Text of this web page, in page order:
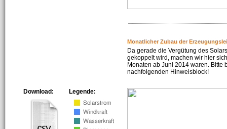
Monatlicher Zubau der
Da gerade die Vergütung des
gekoppelt wird, machen wir hier
Monaten ab Juni 2014 waren. Bitte
nachfolgenden Hinweisblock!
Legende:
Download: